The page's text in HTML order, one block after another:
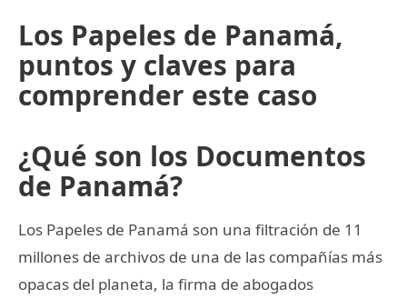
Los Papeles de Panamá,
puntos y claves para
comprender este caso
¿Qué son los Documentos
de Panamá?
Los Papeles de Panamá son una filtración de 11
millones de archivos de una de las compañías más
opacas del planeta, la firma de abogados